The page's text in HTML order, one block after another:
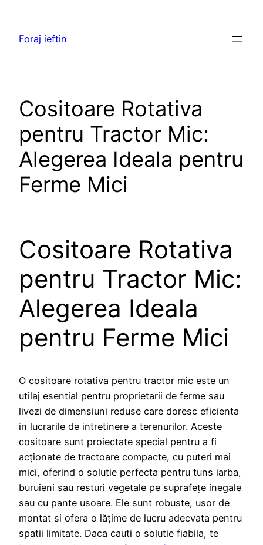
content
Foraj ieftin
Cositoare Rotativa
pentru Tractor Mic:
Alegerea Ideala pentru
Ferme Mici
Cositoare Rotativa
pentru Tractor Mic:
Alegerea Ideala
pentru Ferme Mici
O cositoare rotativa pentru tractor mic este un
utilaj esential pentru proprietarii de ferme sau
livezi de dimensiuni reduse care doresc eficienta
in lucrarile de intretinere a terenurilor. Aceste
cositoare sunt proiectate special pentru a fi
acționate de tractoare compacte, cu puteri mai
mici, oferind o solutie perfecta pentru tuns iarba,
buruieni sau resturi vegetale pe suprafețe inegale
sau cu pante usoare. Ele sunt robuste, usor de
montat si ofera o lățime de lucru adecvata pentru
spatii limitate. Daca cauti o solutie fiabila, te